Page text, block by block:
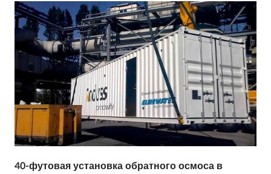
40-футовая установка обратного осмоса в